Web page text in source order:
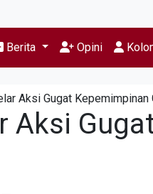
Berita Opini
Aksi Gugat Kepemimpinan
Aksi